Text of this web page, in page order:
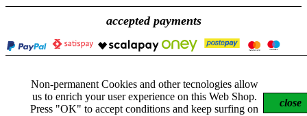
Non-permanent Cookies and other tecnologies allow
us to enrich your user experience on this Web Shop.
Press "OK" to accept conditions and keep surfing on
close
accepted payments
© 2026 - "Nicole" e "nicole" sono marchi registrati.
Tutti i contenuti sono soggetti a copyright.
Nicole di Tonioli Nicoletta